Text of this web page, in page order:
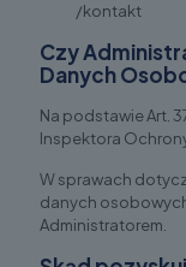
/kontakt
Czy
Danych
Na podstawie Art.
Inspektora
W sprawach
danych
Administratorem.